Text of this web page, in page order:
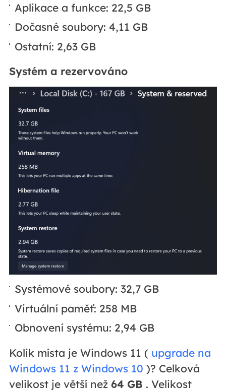
Aplikace a funkce: 22,5 GB
Dočasné soubory: 4,11 GB
Ostatní: 2,63 GB
Systém a rezervováno
Systémové soubory: 32,7 GB
Virtuální paměť: 258 MB
Obnovení systému: 2,94 GB
Kolik místa je Windows 11 ( upgrade na
Windows 11 z Windows 10 )? Celková
velikost je větší než 64 GB . Velikost